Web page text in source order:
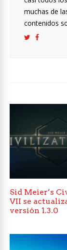
muchas de
contenidos
Sid Meier’s
VII se
versión 1.3.0